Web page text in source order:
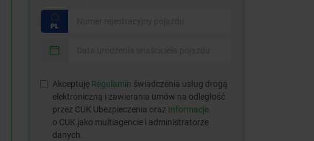
Akceptuję Regulamin świadczenia usług drogą
elektroniczną i zawierania umów na odległość
przez CUK Ubezpieczenia oraz Informacje
o CUK jako multiagencie i administratorze
danych.